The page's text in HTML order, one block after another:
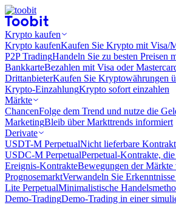
Krypto kaufen
Krypto kaufenKaufen Sie Krypto mit Visa/
P2P TradingHandeln Sie zu besten Preisen
BankkarteBezahlen mit Visa oder
DrittanbieterKaufen Sie Kryptowährungen
Krypto-EinzahlungKrypto sofort einzahlen
Märkte
ChancenFolge dem Trend und nutze die
MarketingBleib über Markttrends informiert
Derivate
USDT-M PerpetualNicht lieferbare
USDC-M PerpetualPerpetual-Kontrakte,
Ereignis-KontrakteBewegungen der Märkte
PrognosemarktVerwandeln Sie
Lite PerpetualMinimalistische
Demo-TradingDemo-Trading in einer